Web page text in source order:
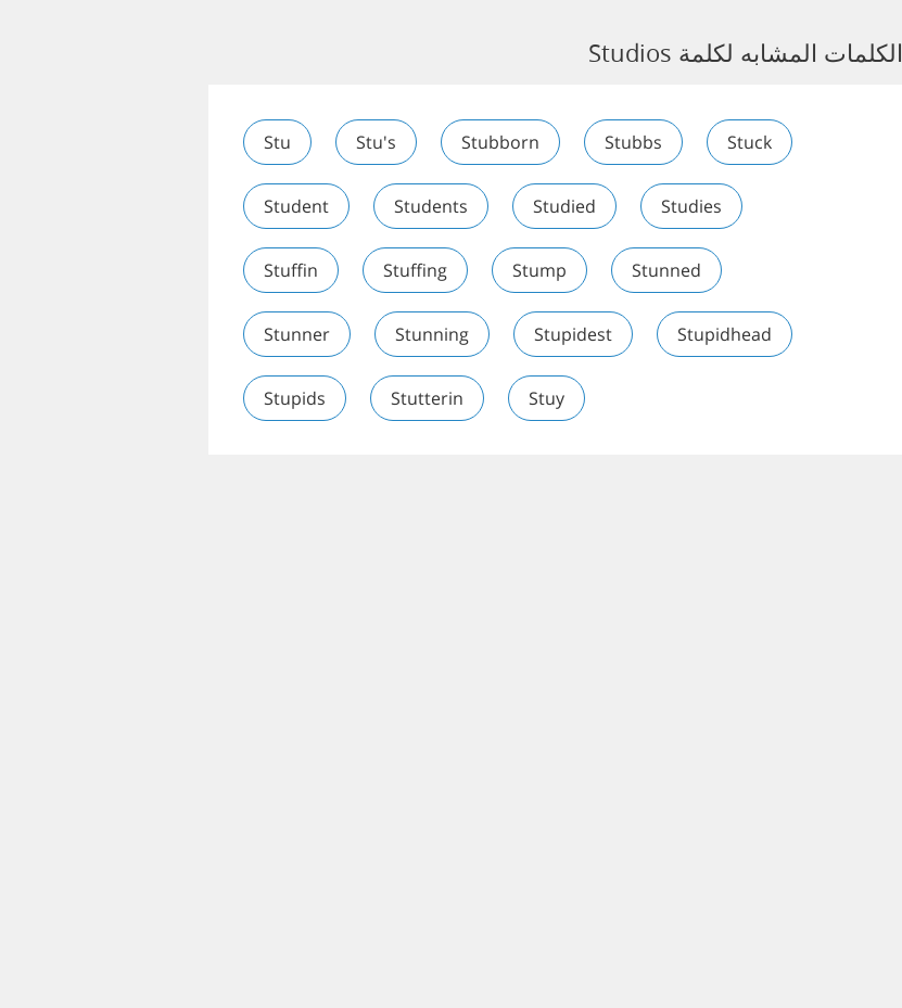
الكلمات المشابه لكلمة Studios
Stu Stu's Stubborn Stubbs Stuck
Student Students Studied Studies
Stuffin Stuffing Stump Stunned
Stunner Stunning Stupidest Stupidhead
Stupids Stutterin Stuy